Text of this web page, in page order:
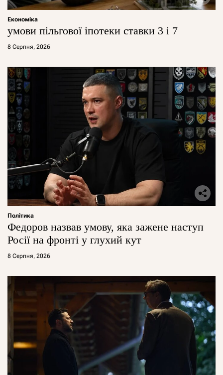
Економіка
умови пільгової іпотеки ставки 3 і 7
8 Серпня, 2026
Політика
Федоров назвав умову, яка зажене наступ
Росії на фронті у глухий кут
8 Серпня, 2026